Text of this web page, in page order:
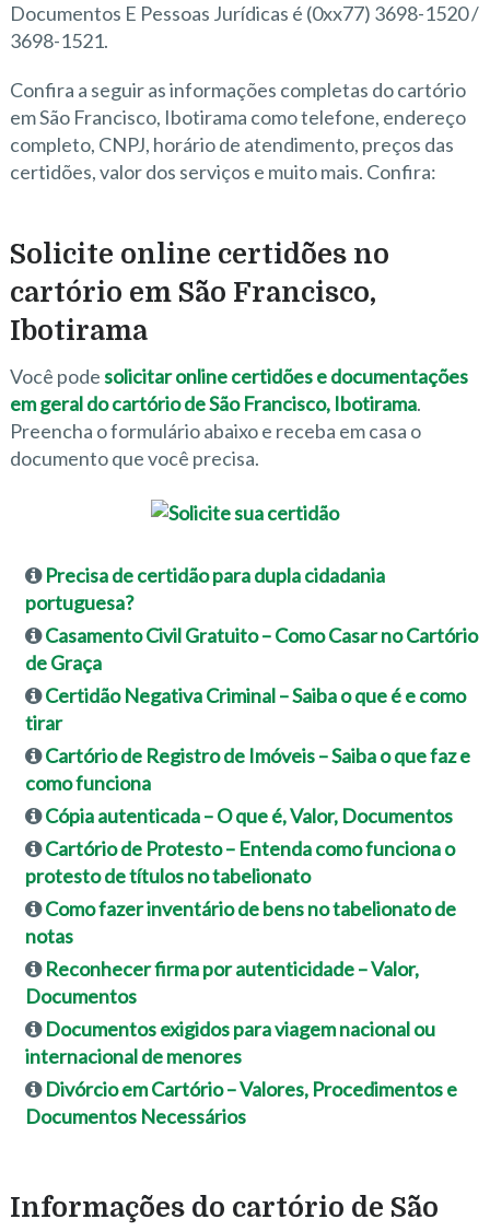
Documentos E Pessoas Jurídicas é (0xx77) 3698-1520 /
3698-1521.
Confira a seguir as informações completas do cartório
em São Francisco, Ibotirama como telefone, endereço
completo, CNPJ, horário de atendimento, preços das
certidões, valor dos serviços e muito mais. Confira:
Solicite online certidões no
cartório em São Francisco,
Ibotirama
Você podesolicitar online certidões e documentações
em geral do cartório de São Francisco, Ibotirama.
Preencha o formulário abaixo e receba em casa o
documento que você precisa.
Precisa de certidão para dupla cidadania
portuguesa?
Casamento Civil Gratuito – Como Casar no Cartório
de Graça
Certidão Negativa Criminal – Saiba o que é e como
tirar
Cartório de Registro de Imóveis – Saiba o que faz e
como funciona
Cópia autenticada – O que é, Valor, Documentos
Cartório de Protesto – Entenda como funciona o
protesto de títulos no tabelionato
Como fazer inventário de bens no tabelionato de
notas
Reconhecer firma por autenticidade – Valor,
Documentos
Documentos exigidos para viagem nacional ou
internacional de menores
Divórcio em Cartório – Valores, Procedimentos e
Documentos Necessários
Informações do cartório de São